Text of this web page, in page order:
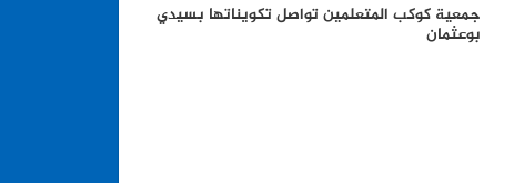
جمعية كوكب المتعلمين تواصل تكويناتها بسيدي
بوعثمان